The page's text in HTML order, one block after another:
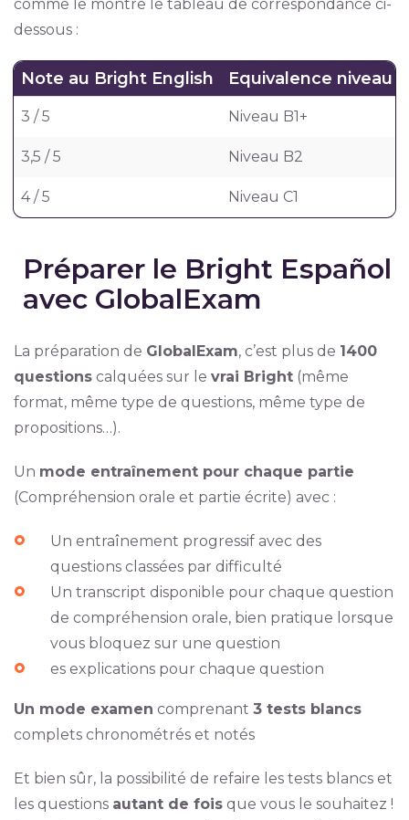
comme le montre le tableau de correspondance ci-
dessous :
Note au Bright English Equivalence niveau
3 / 5 Niveau B1+
3,5 / 5 Niveau B2
4 / 5 Niveau C1
Préparer le Bright Español
avec GlobalExam
La préparation de GlobalExam, c’est plus de 1400
questionscalquées sur le vrai Bright(même
format, même type de questions, même type de
propositions…).
Un mode entraînement pour chaque partie
(Compréhension orale et partie écrite) avec :
Un entraînement progressif avec des
questions classées par difficulté
Un transcript disponible pour chaque question
de compréhension orale, bien pratique lorsque
vous bloquez sur une question
es explications pour chaque question
Un mode examen comprenant 3 tests blancs
complets chronométrés et notés
Et bien sûr, la possibilité de refaire les tests blancs et
les questions autant de foisque vous le souhaitez !